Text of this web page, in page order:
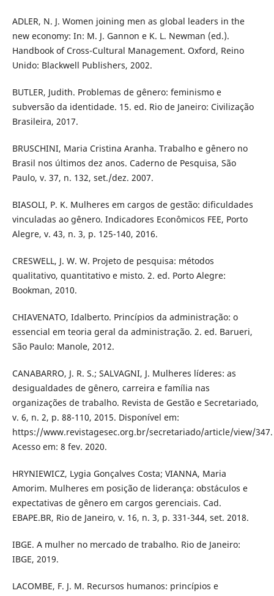
ADLER, N. J. Women joining men as global leaders in the
new economy: In: M. J. Gannon e K. L. Newman (ed.).
Handbook of Cross-Cultural Management. Oxford, Reino
Unido: Blackwell Publishers, 2002.
BUTLER, Judith. Problemas de gênero: feminismo e
subversão da identidade. 15. ed. Rio de Janeiro: Civilização
Brasileira, 2017.
BRUSCHINI, Maria Cristina Aranha. Trabalho e gênero no
Brasil nos últimos dez anos. Caderno de Pesquisa, São
Paulo, v. 37, n. 132, set./dez. 2007.
BIASOLI, P. K. Mulheres em cargos de gestão: dificuldades
vinculadas ao gênero. Indicadores Econômicos FEE, Porto
Alegre, v. 43, n. 3, p. 125-140, 2016.
CRESWELL, J. W. W. Projeto de pesquisa: métodos
qualitativo, quantitativo e misto. 2. ed. Porto Alegre:
Bookman, 2010.
CHIAVENATO, Idalberto. Princípios da administração: o
essencial em teoria geral da administração. 2. ed. Barueri,
São Paulo: Manole, 2012.
CANABARRO, J. R. S.; SALVAGNI, J. Mulheres líderes: as
desigualdades de gênero, carreira e família nas
organizações de trabalho. Revista de Gestão e Secretariado,
v. 6, n. 2, p. 88-110, 2015. Disponível em:
https://www.revistagesec.org.br/secretariado/article/view/347.
Acesso em: 8 fev. 2020.
HRYNIEWICZ, Lygia Gonçalves Costa; VIANNA, Maria
Amorim. Mulheres em posição de liderança: obstáculos e
expectativas de gênero em cargos gerenciais. Cad.
EBAPE.BR, Rio de Janeiro, v. 16, n. 3, p. 331-344, set. 2018.
IBGE. A mulher no mercado de trabalho. Rio de Janeiro:
IBGE, 2019.
LACOMBE, F. J. M. Recursos humanos: princípios e